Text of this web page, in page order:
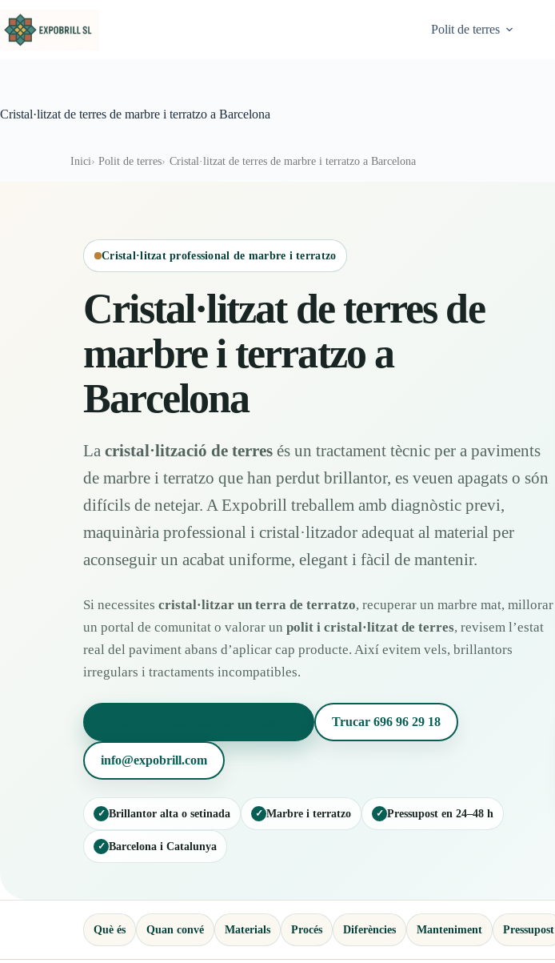
Polit de terres
Cristal·litzat de terres de marbre i terratzo a Barcelona
Inici Polit de terres Cristal·litzat de terres de marbre i terratzo a Barcelona
Cristal·litzat professional de marbre i terratzo
Cristal·litzat de terres de
marbre i terratzo a
Barcelona
La cristal·lització de terres és un tractament tècnic per a paviments
de marbre i terratzo que han perdut brillantor, es veuen apagats o són
difícils de netejar. A Expobrill treballem amb diagnòstic previ,
maquinària professional i cristal·litzador adequat al material per
aconseguir un acabat uniforme, elegant i fàcil de mantenir.
Si necessites cristal·litzar un terra de terratzo, recuperar un marbre mat, millorar
un portal de comunitat o valorar un polit i cristal·litzat de terres, revisem l’estat
real del paviment abans d’aplicar cap producte. Així evitem vels, brillantors
irregulars i tractaments incompatibles.
Trucar 696 96 29 18
info@expobrill.com
✓ Brillantor alta o setinada ✓ Marbre i terratzo ✓ Pressupost en 24–48 h
✓ Barcelona i Catalunya
Què és Quan convé Materials Procés Diferències Manteniment Pressupost